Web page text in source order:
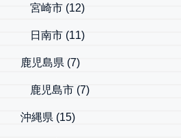
宮崎市 (12)
日南市 (11)
鹿児島県 (7)
鹿児島市 (7)
沖縄県 (15)